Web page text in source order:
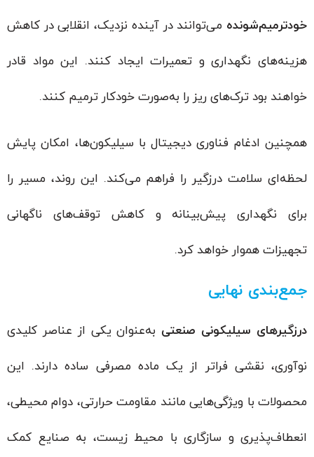
خودترمیم‌شوندهمی‌توانند در آینده نزدیک، انقلابی در کاهش
هزینه‌های نگهداری و تعمیرات ایجاد کنند. این مواد قادر
خواهند بود ترک‌های ریز را به‌صورت خودکار ترمیم کنند.
همچنین ادغام فناوری دیجیتال با سیلیکون‌ها، امکان پایش
لحظه‌ای سلامت درزگیر را فراهم می‌کند. این روند، مسیر را
برای نگهداری پیش‌بینانه و کاهش توقف‌های ناگهانی
تجهیزات هموار خواهد کرد.
جمع‌بندی نهایی
درزگیرهای سیلیکونی صنعتیبه‌عنوان یکی از عناصر کلیدی
نوآوری، نقشی فراتر از یک ماده مصرفی ساده دارند. این
محصولات با ویژگی‌هایی مانند مقاومت حرارتی، دوام محیطی،
انعطاف‌پذیری و سازگاری با محیط زیست، به صنایع کمک